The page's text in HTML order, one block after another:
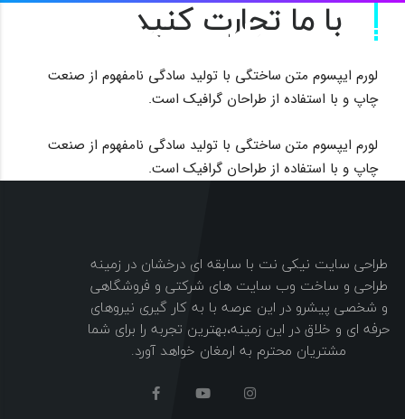
با ما تجارت کنید
لورم ایپسوم متن ساختگی با تولید سادگی نامفهوم از صنعت
چاپ و با استفاده از طراحان گرافیک است.
لورم ایپسوم متن ساختگی با تولید سادگی نامفهوم از صنعت
چاپ و با استفاده از طراحان گرافیک است.
طراحی سایت نیکی نت با سابقه ای درخشان در زمینه
طراحی و ساخت وب سایت های شرکتی و فروشگاهی
و شخصی پیشرو در این عرصه با به کار گیری نیروهای
حرفه ای و خلاق در این زمینه،بهترین تجربه را برای شما
مشتریان محترم به ارمغان خواهد آورد.